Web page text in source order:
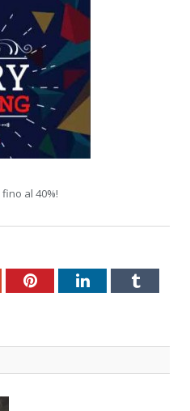
al 40%!
PinterestLinkedInTumblr